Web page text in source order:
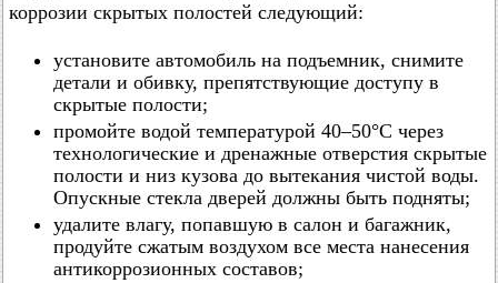
коррозии скрытых полостей следующий:
установите автомобиль на подъемник, снимите
детали и обивку, препятствующие доступу в
скрытые полости;
промойте водой температурой 40–50°C через
технологические и дренажные отверстия скрытые
полости и низ кузова до вытекания чистой воды.
Опускные стекла дверей должны быть подняты;
удалите влагу, попавшую в салон и багажник,
продуйте сжатым воздухом все места нанесения
антикоррозионных составов;